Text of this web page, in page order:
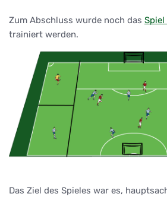
Zum Abschluss wurde noch das Spiel
trainiert werden.
Das Ziel des Spieles war es,